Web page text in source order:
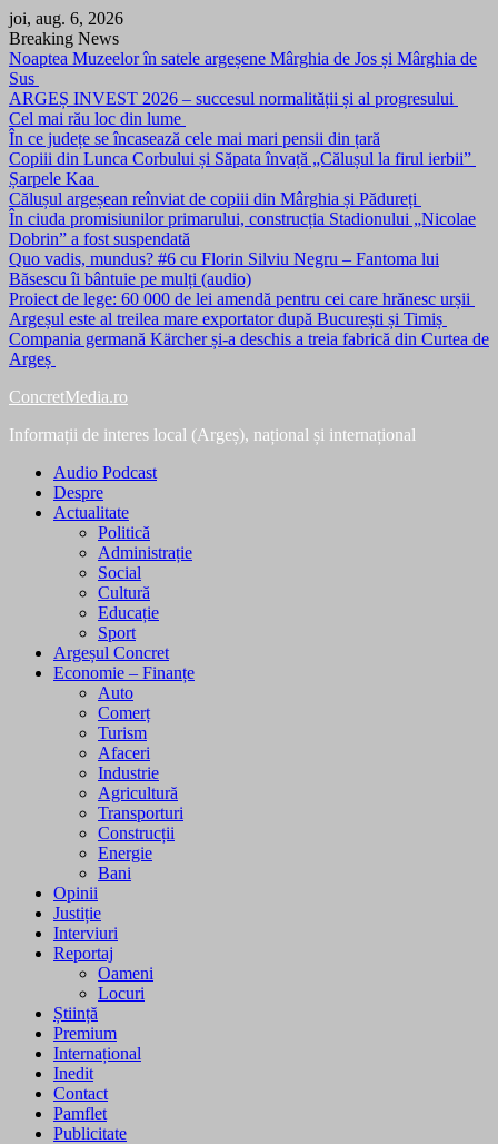
Skip
to
content
joi, aug. 6, 2026
Breaking News
Noaptea Muzeelor în satele argeșene Mârghia de Jos și Mârghia de
Sus
ARGEȘ INVEST 2026 – succesul normalității și al progresului
Cel mai rău loc din lume
În ce județe se încasează cele mai mari pensii din țară
Copiii din Lunca Corbului și Săpata învață „Călușul la firul ierbii”
Șarpele Kaa
Călușul argeșean reînviat de copiii din Mârghia și Pădureți
În ciuda promisiunilor primarului, construcția Stadionului „Nicolae
Dobrin” a fost suspendată
Quo vadis, mundus? #6 cu Florin Silviu Negru – Fantoma lui
Băsescu îi bântuie pe mulți (audio)
Proiect de lege: 60 000 de lei amendă pentru cei care hrănesc urșii
Argeșul este al treilea mare exportator după București și Timiș
Compania germană Kärcher și-a deschis a treia fabrică din Curtea de
Argeș
ConcretMedia.ro
Informații de interes local (Argeș), național și internațional
Audio Podcast
Despre
Actualitate
Politică
Administrație
Social
Cultură
Educație
Sport
Argeșul Concret
Economie – Finanțe
Auto
Comerț
Turism
Afaceri
Industrie
Agricultură
Transporturi
Construcții
Energie
Bani
Opinii
Justiție
Interviuri
Reportaj
Oameni
Locuri
Știință
Premium
Internațional
Inedit
Contact
Pamflet
Publicitate